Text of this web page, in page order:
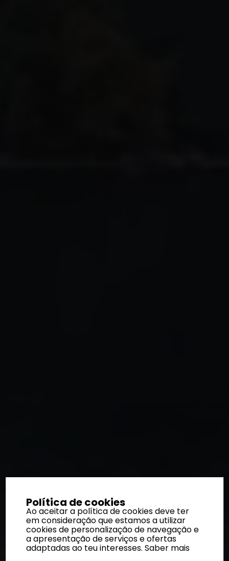
Política de cookies
Ao aceitar a política de cookies deve ter
em consideração que estamos a utilizar
cookies de personalização de navegação e
a apresentação de serviços e ofertas
adaptadas ao teu interesses.Saber mais